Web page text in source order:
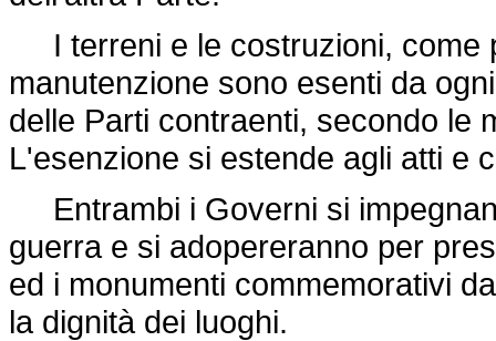
I terreni e le costruzioni, come
manutenzione sono esenti da
delle Parti contraenti, secondo le
L'esenzione si estende agli atti e
Entrambi i Governi si
guerra e si adopereranno per
ed i monumenti commemorativi
la dignità dei luoghi.